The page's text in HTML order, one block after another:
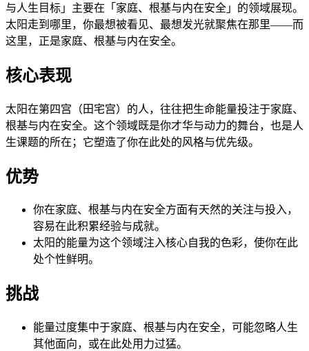
与人生目标」主要在「家庭、根基与内在安全」的领域展现。
太阳走到哪里，你最想被看见、最想发光就聚焦在那里——而
这里，正是家庭、根基与内在安全。
核心表现
太阳在第四宫（田宅宫）的人，往往把生命能量投注于家庭、
根基与内在安全。这个领域既是你才华与动力的舞台，也是人
生课题的所在；它塑造了你在此处的风格与优先级。
优势
你在家庭、根基与内在安全方面有天然的关注与投入，
容易在此积累经验与成就。
太阳的能量为这个领域注入核心自我的色彩，使你在此
处个性鲜明。
挑战
能量过度集中于家庭、根基与内在安全，可能忽略人生
其他面向，或在此处用力过猛。